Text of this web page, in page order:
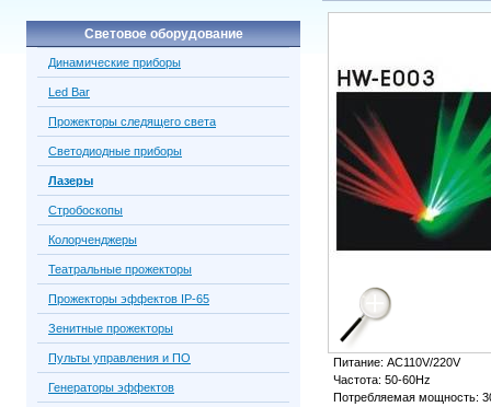
Питание: AC110V/220V
Частота: 50-60Hz
Потребляемая мощность:
Световое оборудование
Динамические приборы
Led Bar
Прожекторы следящего света
Светодиодные приборы
Лазеры
Стробоскопы
Колорченджеры
Театральные прожекторы
Прожекторы эффектов IP-65
Зенитные прожекторы
Пульты управления и ПО
Генераторы эффектов